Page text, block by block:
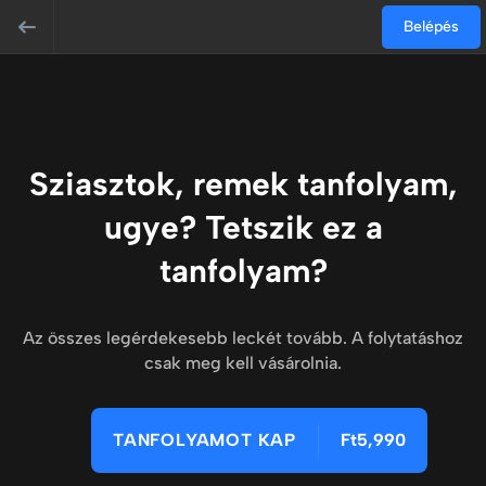
Belépés
Sziasztok, remek tanfolyam,
ugye? Tetszik ez a
tanfolyam?
Az összes legérdekesebb leckét tovább. A folytatáshoz
csak meg kell vásárolnia.
TANFOLYAMOT KAP Ft5,990